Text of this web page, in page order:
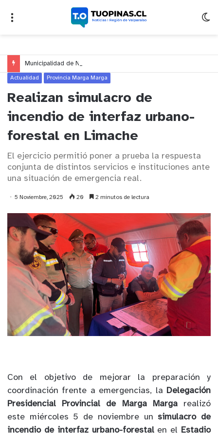
Actualidad Provincia Marga Marga
Realizan simulacro de
incendio de interfaz urbano-
forestal en Limache
El ejercicio permitió poner a prueba la respuesta
conjunta de distintos servicios e instituciones ante
una situación de emergencia real.
5 Noviembre, 2025 20 2 minutos de lectura
Con el objetivo de mejorar la preparación y
coordinación frente a emergencias, la Delegación
Presidencial Provincial de Marga Margarealizó
este miércoles 5 de noviembre un simulacro de
incendio de interfaz urbano-forestalen el Estadio